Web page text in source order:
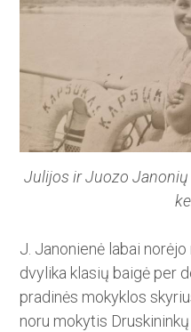
Julijos ir Juozo
J. Janonienė labai
dvylika klasių baigė per
pradinės mokyklos
noru mokytis